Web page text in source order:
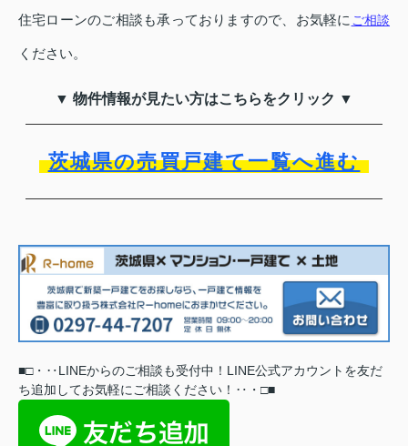
住宅ローンのご相談も承っておりますので、お気軽に ご相談
ください。
▼ 物件情報が見たい方はこちらをクリック ▼
茨城県の売買戸建て一覧へ進む
■□・‥LINEからのご相談も受付中！LINE公式アカウントを友だ
ち追加してお気軽にご相談ください ！ ‥ ・ □■